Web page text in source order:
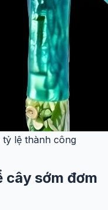
lệ thành công
cây sớm đơm